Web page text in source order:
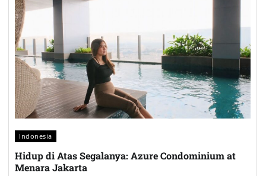
Indonesia
Hidup di Atas Segalanya: Azure Condominium at
Menara Jakarta